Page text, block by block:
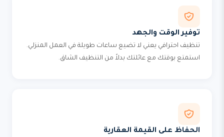
توفير الوقت والجهد
تنظيف احترافي يعني لا تضيع ساعات طويلة في العمل المنزلي.
استمتع بوقتك مع عائلتك بدلاً من التنظيف الشاق.
الحفاظ على القيمة العقارية